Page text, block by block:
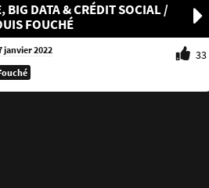
BIG DATA & CRÉDIT SOCIAL /
FOUCHÉ
janvier 2022 33